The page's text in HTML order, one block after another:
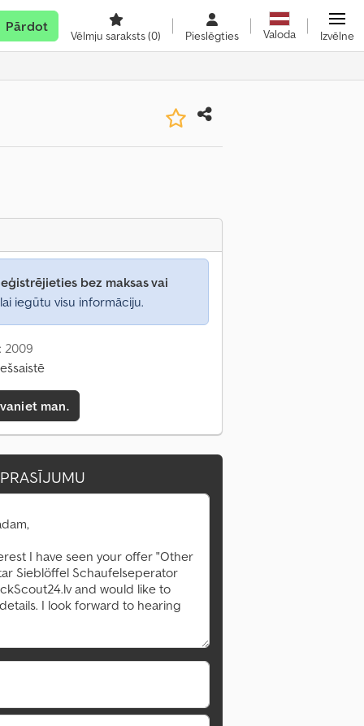
Pārdot
Vēlmju saraksts(0) Pieslēgties Valoda Izvēlne
bez maksas vai
lai iegūtu visu informāciju.
2009
man.